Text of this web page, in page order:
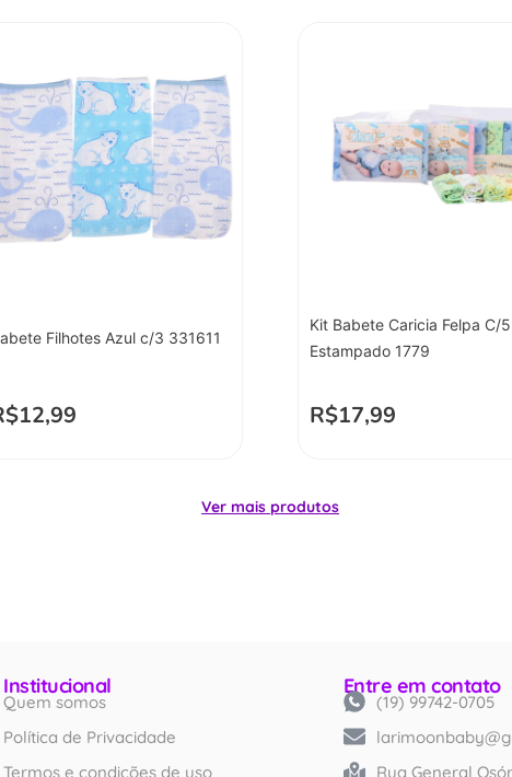
Filhotes Azul c/3 331611
12,99
Kit Babete Caricia Felpa C/5
Estampado 1779
R$17,99
Ver mais produtos
Institucional
Quem somos
Política de Privacidade
Termos e condições de uso
Entre em contato
(19) 99742-0705
Rua General